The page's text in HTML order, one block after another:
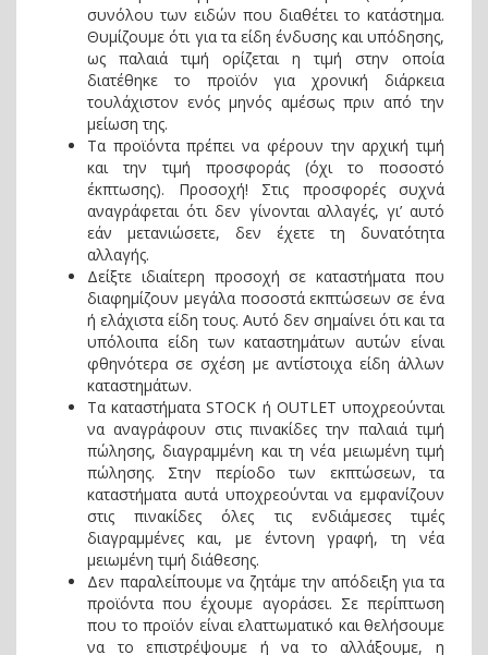
συνόλου των ειδών που διαθέτει το κατάστημα.
Θυμίζουμε ότι για τα είδη ένδυσης και υπόδησης,
ως παλαιά τιμή ορίζεται η τιμή στην οποία
διατέθηκε το προϊόν για χρονική διάρκεια
τουλάχιστον ενός μηνός αμέσως πριν από την
μείωση της.
Τα προϊόντα πρέπει να φέρουν την αρχική τιμή
και την τιμή προσφοράς (όχι το ποσοστό
έκπτωσης). Προσοχή! Στις προσφορές συχνά
αναγράφεται ότι δεν γίνονται αλλαγές, γι’ αυτό
εάν μετανιώσετε, δεν έχετε τη δυνατότητα
αλλαγής.
Δείξτε ιδιαίτερη προσοχή σε καταστήματα που
διαφημίζουν μεγάλα ποσοστά εκπτώσεων σε ένα
ή ελάχιστα είδη τους. Αυτό δεν σημαίνει ότι και τα
υπόλοιπα είδη των καταστημάτων αυτών είναι
φθηνότερα σε σχέση με αντίστοιχα είδη άλλων
καταστημάτων.
Τα καταστήματα STOCK ή OUTLET υποχρεούνται
να αναγράφουν στις πινακίδες την παλαιά τιμή
πώλησης, διαγραμμένη και τη νέα μειωμένη τιμή
πώλησης. Στην περίοδο των εκπτώσεων, τα
καταστήματα αυτά υποχρεούνται να εμφανίζουν
στις πινακίδες όλες τις ενδιάμεσες τιμές
διαγραμμένες και, με έντονη γραφή, τη νέα
μειωμένη τιμή διάθεσης.
Δεν παραλείπουμε να ζητάμε την απόδειξη για τα
προϊόντα που έχουμε αγοράσει. Σε περίπτωση
που το προϊόν είναι ελαττωματικό και θελήσουμε
να το επιστρέψουμε ή να το αλλάξουμε, η